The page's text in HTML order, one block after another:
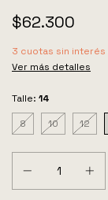
$62.300
3 cuotas sin interés
Ver más detalles
Talle: 14
8
10 12